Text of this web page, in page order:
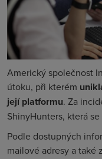
Americký společnost
útoku, při kterém
její platformu. Za
ShinyHunters, která
Podle dostupných
mailové adresy a také